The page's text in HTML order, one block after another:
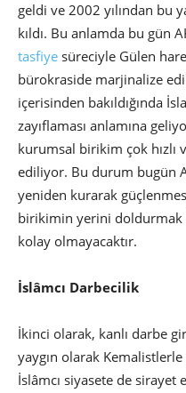
geldi ve 2002 yılından bu
kıldı. Bu anlamda bu gün
tasfiye süreciyle Gülen
bürokraside marjinalize
içerisinden bakıldığında
zayıflaması anlamına
kurumsal birikim çok hızlı
ediliyor. Bu durum bugün
yeniden kurarak
birikimin yerini doldurmak
kolay olmayacaktır.
İslâmcı Darbecilik
İkinci olarak, kanlı darbe
yaygın olarak
İslâmcı siyasete de